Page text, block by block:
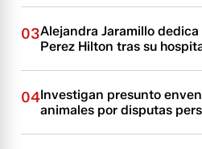
03Alejandra Jaramillo
Perez Hilton tras su
04Investigan presunto
animales por disputas